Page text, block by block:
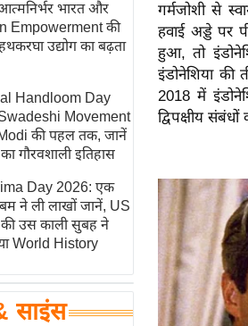
भारत और
Empowerment की
उद्योग का बढ़ता
Handloom Day
Movement
की पहल तक, जानें
गौरवशाली इतिहास
Day 2026: एक
ने ली लाखों जानें, US
उस काली सुबह ने
World History
साइंस
गर्मजोशी से
हवाई अड्डे पर
हुआ, तो
इंडोनेशिया की
2018 में
द्विपक्षीय